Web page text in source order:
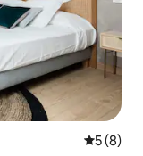
5 de
5 (8)